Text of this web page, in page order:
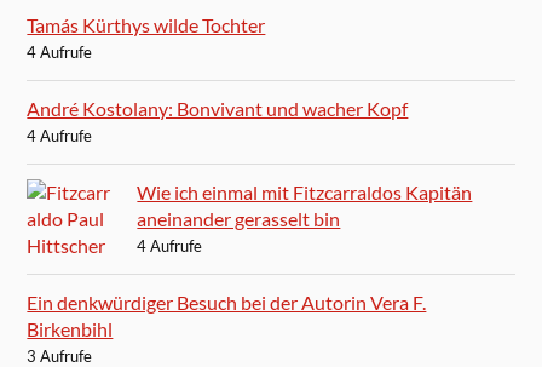
Tamás Kürthys wilde Tochter
4 Aufrufe
André Kostolany: Bonvivant und wacher Kopf
4 Aufrufe
Wie ich einmal mit Fitzcarraldos Kapitän
aneinander gerasselt bin
4 Aufrufe
Ein denkwürdiger Besuch bei der Autorin Vera F.
Birkenbihl
3 Aufrufe